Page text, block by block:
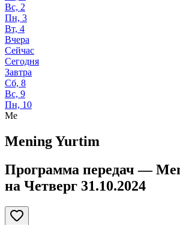
Вс, 2
Пн, 3
Вт, 4
Вчера
Сейчас
Сегодня
Завтра
Сб, 8
Вс, 9
Пн, 10
Me
Mening Yurtim
Программа передач —
на Четверг 31.10.2024